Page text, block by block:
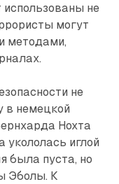
использованы не
могут
методами,
не
в немецкой
Нохта
укололась иглой
была пуста, но
Эболы. К